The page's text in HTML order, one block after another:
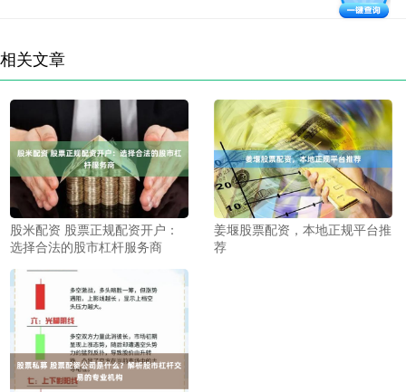
相关文章
股米配资 股票正规配资开户：
选择合法的股市杠杆服务商
姜堰股票配资，本地正规平台推
荐